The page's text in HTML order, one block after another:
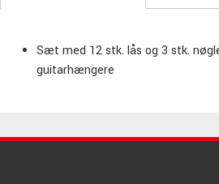
Sæt med 12 stk. lås og 3 stk.
guitarhængere